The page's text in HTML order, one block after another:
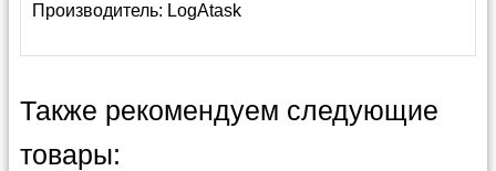
Производитель: LogAtask
Также рекомендуем следующие
товары: